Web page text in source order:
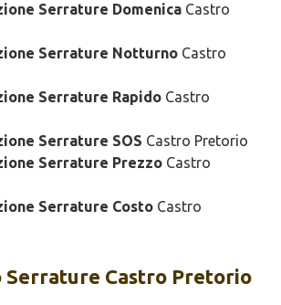
Serrature Domenica Castro
Serrature Notturno Castro
Serrature Rapido Castro
Serrature SOS Castro Pretorio
Serrature Prezzo Castro
Serrature Costo Castro
Serrature Castro Pretorio